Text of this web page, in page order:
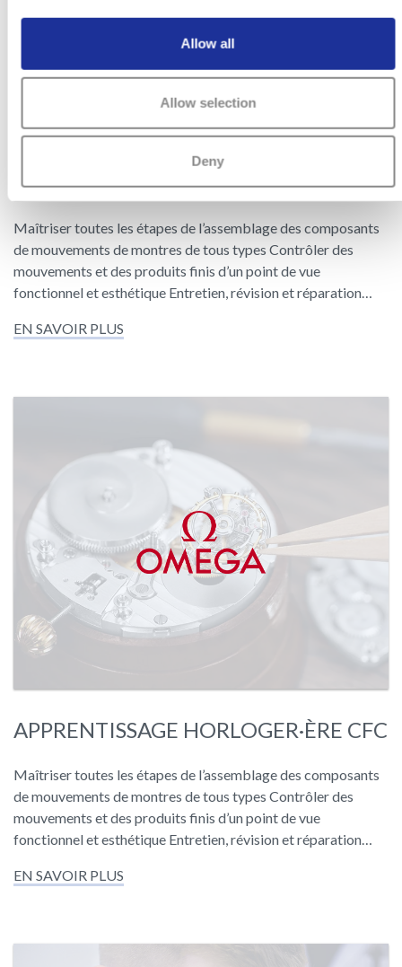
Allow all
Allow selection
Deny
APPRENTISSAGE HORLOGER·ÈRE DE
PRODUCTION CFC
Maîtriser toutes les étapes de l’assemblage des composants
de mouvements de montres de tous types Contrôler des
mouvements et des produits finis d’un point de vue
fonctionnel et esthétique Entretien, révision et réparation…
EN SAVOIR PLUS
APPRENTISSAGE HORLOGER·ÈRE CFC
Maîtriser toutes les étapes de l’assemblage des composants
de mouvements de montres de tous types Contrôler des
mouvements et des produits finis d’un point de vue
fonctionnel et esthétique Entretien, révision et réparation…
EN SAVOIR PLUS